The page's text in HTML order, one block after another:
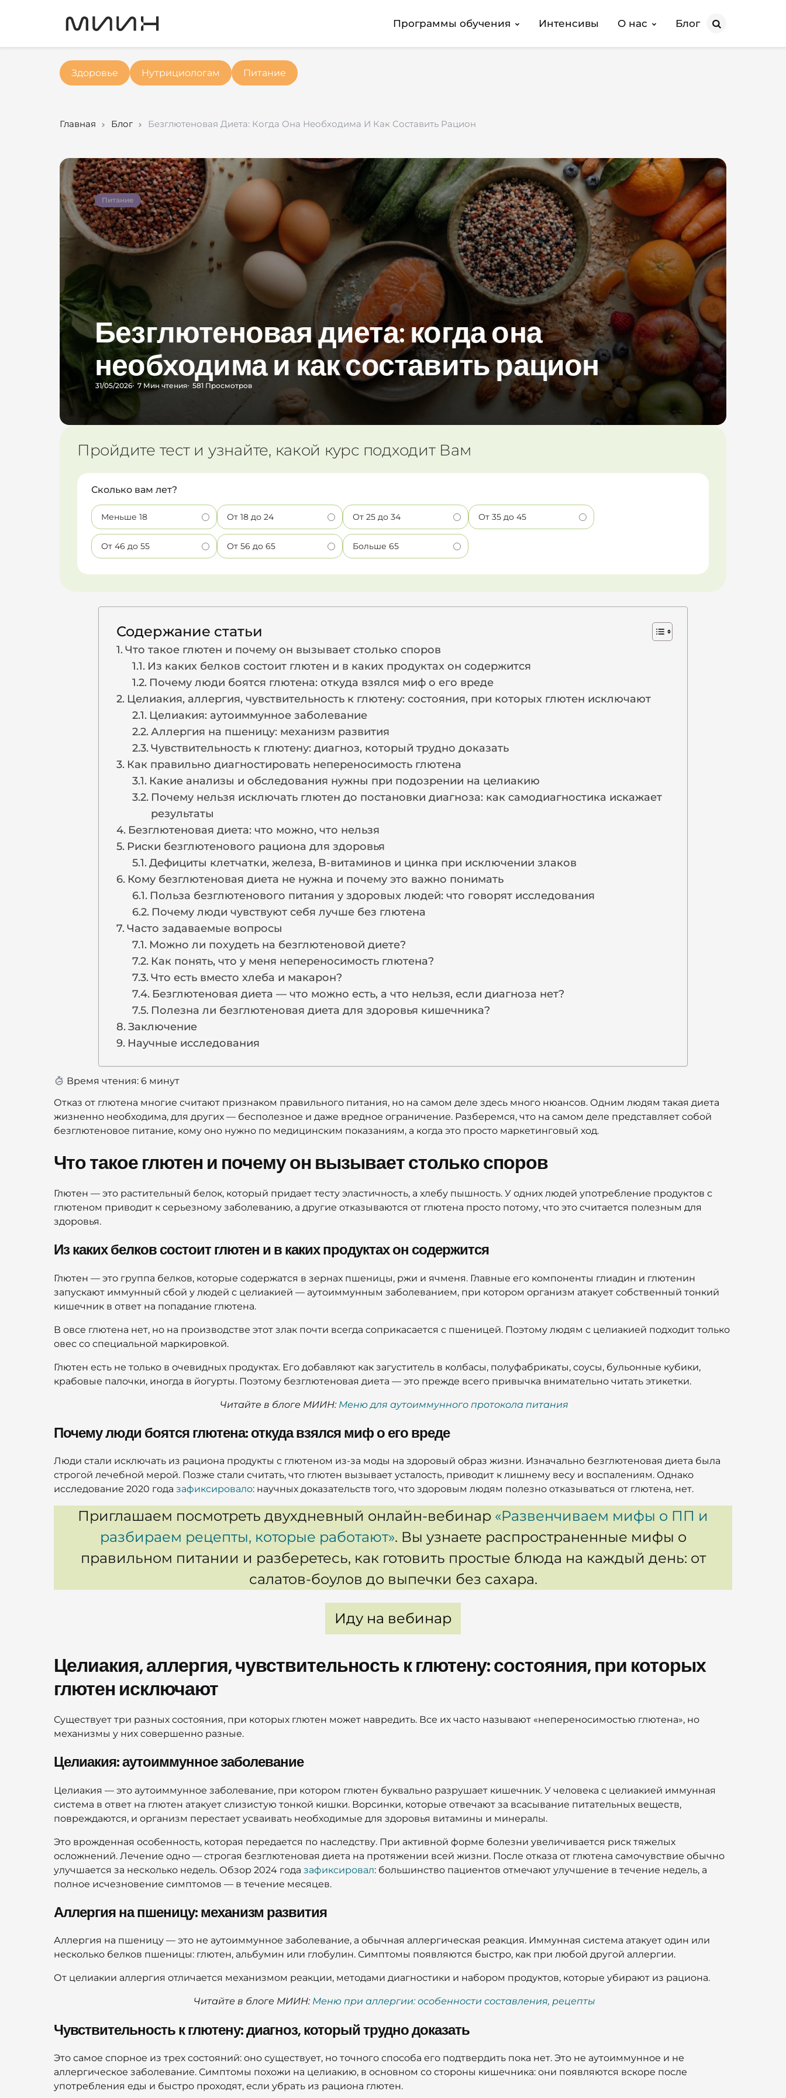
Программы обучения Интенсивы О нас Блог
Здоровье Нутрициологам Питание
Главная Блог Безглютеновая Диета: Когда Она Необходима И Как Составить Рацион
Питание
Безглютеновая диета: когда она
необходима и как составить рацион
31/05/2026 7 Мин чтения 581 Просмотров
Пройдите тест и узнайте, какой курс подходит Вам
Сколько вам лет?
Меньше 18 От 18 до 24 От 25 до 34 От 35 до 45
От 46 до 55 От 56 до 65 Больше 65
Содержание статьи
Что такое глютен и почему он вызывает столько споров
Из каких белков состоит глютен и в каких продуктах он содержится
Почему люди боятся глютена: откуда взялся миф о его вреде
Целиакия, аллергия, чувствительность к глютену: состояния, при которых глютен исключают
Целиакия: аутоиммунное заболевание
Аллергия на пшеницу: механизм развития
Чувствительность к глютену: диагноз, который трудно доказать
Как правильно диагностировать непереносимость глютена
Какие анализы и обследования нужны при подозрении на целиакию
Почему нельзя исключать глютен до постановки диагноза: как самодиагностика искажает
результаты
Безглютеновая диета: что можно, что нельзя
Риски безглютенового рациона для здоровья
Дефициты клетчатки, железа, B-витаминов и цинка при исключении злаков
Кому безглютеновая диета не нужна и почему это важно понимать
Польза безглютенового питания у здоровых людей: что говорят исследования
Почему люди чувствуют себя лучше без глютена
Часто задаваемые вопросы
Можно ли похудеть на безглютеновой диете?
Как понять, что у меня непереносимость глютена?
Что есть вместо хлеба и макарон?
Безглютеновая диета — что можно есть, а что нельзя, если диагноза нет?
Полезна ли безглютеновая диета для здоровья кишечника?
Заключение
Научные исследования
Время чтения: 6 минут
Отказ от глютена многие считают признаком правильного питания, но на самом деле здесь много нюансов. Одним людям такая диета
жизненно необходима, для других — бесполезное и даже вредное ограничение. Разберемся, что на самом деле представляет собой
безглютеновое питание, кому оно нужно по медицинским показаниям, а когда это просто маркетинговый ход.
Что такое глютен и почему он вызывает столько споров
Глютен — это растительный белок, который придает тесту эластичность, а хлебу пышность. У одних людей употребление продуктов с
глютеном приводит к серьезному заболеванию, а другие отказываются от глютена просто потому, что это считается полезным для
здоровья.
Из каких белков состоит глютен и в каких продуктах он содержится
Глютен — это группа белков, которые содержатся в зернах пшеницы, ржи и ячменя. Главные его компоненты глиадин и глютенин
запускают иммунный сбой у людей с целиакией — аутоиммунным заболеванием, при котором организм атакует собственный тонкий
кишечник в ответ на попадание глютена.
В овсе глютена нет, но на производстве этот злак почти всегда соприкасается с пшеницей. Поэтому людям с целиакией подходит только
овес со специальной маркировкой.
Глютен есть не только в очевидных продуктах. Его добавляют как загуститель в колбасы, полуфабрикаты, соусы, бульонные кубики,
крабовые палочки, иногда в йогурты. Поэтому безглютеновая диета — это прежде всего привычка внимательно читать этикетки.
Читайте в блоге МИИН: Меню для аутоиммунного протокола питания
Почему люди боятся глютена: откуда взялся миф о его вреде
Люди стали исключать из рациона продукты с глютеном из-за моды на здоровый образ жизни. Изначально безглютеновая диета была
строгой лечебной мерой. Позже стали считать, что глютен вызывает усталость, приводит к лишнему весу и воспалениям. Однако
исследование 2020 года зафиксировало: научных доказательств того, что здоровым людям полезно отказываться от глютена, нет.
Приглашаем посмотреть двухдневный онлайн-вебинар «Развенчиваем мифы о ПП и
разбираем рецепты, которые работают». Вы узнаете распространенные мифы о
правильном питании и разберетесь, как готовить простые блюда на каждый день: от
салатов-боулов до выпечки без сахара.
Иду на вебинар
Целиакия, аллергия, чувствительность к глютену: состояния, при которых
глютен исключают
Существует три разных состояния, при которых глютен может навредить. Все их часто называют «непереносимостью глютена», но
механизмы у них совершенно разные.
Целиакия: аутоиммунное заболевание
Целиакия — это аутоиммунное заболевание, при котором глютен буквально разрушает кишечник. У человека с целиакией иммунная
система в ответ на глютен атакует слизистую тонкой кишки. Ворсинки, которые отвечают за всасывание питательных веществ,
повреждаются, и организм перестает усваивать необходимые для здоровья витамины и минералы.
Это врожденная особенность, которая передается по наследству. При активной форме болезни увеличивается риск тяжелых
осложнений. Лечение одно — строгая безглютеновая диета на протяжении всей жизни. После отказа от глютена самочувствие обычно
улучшается за несколько недель. Обзор 2024 года зафиксировал: большинство пациентов отмечают улучшение в течение недель, а
полное исчезновение симптомов — в течение месяцев.
Аллергия на пшеницу: механизм развития
Аллергия на пшеницу — это не аутоиммунное заболевание, а обычная аллергическая реакция. Иммунная система атакует один или
несколько белков пшеницы: глютен, альбумин или глобулин. Симптомы появляются быстро, как при любой другой аллергии.
От целиакии аллергия отличается механизмом реакции, методами диагностики и набором продуктов, которые убирают из рациона.
Читайте в блоге МИИН: Меню при аллергии: особенности составления, рецепты
Чувствительность к глютену: диагноз, который трудно доказать
Это самое спорное из трех состояний: оно существует, но точного способа его подтвердить пока нет. Это не аутоиммунное и не
аллергическое заболевание. Симптомы похожи на целиакию, в основном со стороны кишечника: они появляются вскоре после
употребления еды и быстро проходят, если убрать из рациона глютен.